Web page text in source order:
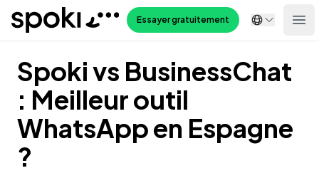
Spoki Essayer gratuitement
Spoki vs BusinessChat
: Meilleur outil
WhatsApp en Espagne
?